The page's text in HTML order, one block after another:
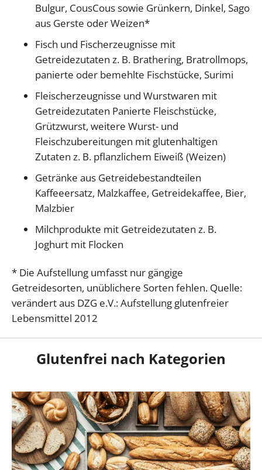
Bulgur, CousCous sowie Grünkern, Dinkel, Sago
aus Gerste oder Weizen*
Fisch und Fischerzeugnisse mit
Getreidezutaten z. B. Brathering, Bratrollmops,
panierte oder bemehlte Fischstücke, Surimi
Fleischerzeugnisse und Wurstwaren mit
Getreidezutaten Panierte Fleischstücke,
Grützwurst, weitere Wurst- und
Fleischzubereitungen mit glutenhaltigen
Zutaten z. B. pflanzlichem Eiweiß (Weizen)
Getränke aus Getreidebestandteilen
Kaffeeersatz, Malzkaffee, Getreidekaffee, Bier,
Malzbier
Milchprodukte mit Getreidezutaten z. B.
Joghurt mit Flocken
* Die Aufstellung umfasst nur gängige
Getreidesorten, unüblichere Sorten fehlen. Quelle:
verändert aus DZG e.V.: Aufstellung glutenfreier
Lebensmittel 2012
Glutenfrei nach Kategorien